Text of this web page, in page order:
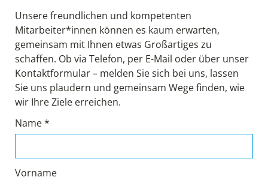
Unsere freundlichen und kompetenten
Mitarbeiter*innen können es kaum erwarten,
gemeinsam mit Ihnen etwas Großartiges zu
schaffen. Ob via Telefon, per E-Mail oder über unser
Kontaktformular – melden Sie sich bei uns, lassen
Sie uns plaudern und gemeinsam Wege finden, wie
wir Ihre Ziele erreichen.
Name *
Vorname